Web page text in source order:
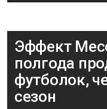
Эффект
полгода
футболок,
сезон